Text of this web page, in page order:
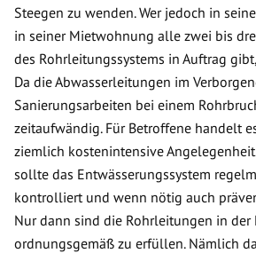
Steegen zu wenden. Wer jedoch in
in seiner Mietwohnung alle zwei bis
des Rohrleitungssystems in Auftrag
Da die Abwasserleitungen im
Sanierungsarbeiten bei einem
zeitaufwändig. Für Betroffene handelt
ziemlich kostenintensive
sollte das Entwässerungssystem
kontrolliert und wenn nötig auch
Nur dann sind die Rohrleitungen in der
ordnungsgemäß zu erfüllen. Nämlich